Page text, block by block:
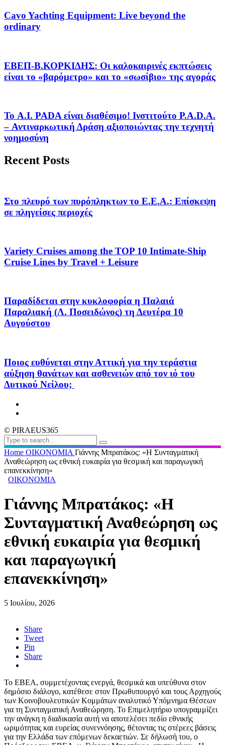
Cavo Yachting Equipment: Live beyond the
ordinary
EΒΕΠ-Β.ΚΟΡΚΙΔΗΣ: Οι καλοκαιρινές εκπτώσεις
είναι το «βαρόμετρο» και το «σωσίβιο» της αγοράς
Το A.I. PADA είναι διαθέσιμο! Ινστιτούτο P.A.D.A.
– Αντιναρκωτική Δράση αξιοποιώντας την τεχνητή
νοημοσύνη
Recent Posts
Στο πλευρό των πυρόπληκτων το Ε.Ε.Α.: Επίσκεψη
σε πληγείσες περιοχές
Variety Cruises among the TOP 10 Intimate-Ship
Cruise Lines by Travel + Leisure
Παραδίδεται στην κυκλοφορία η Παλαιά
Παραλιακή (Λ. Ποσειδώνος) τη Δευτέρα 10
Αυγούστου
Ποιος ευθύνεται στην Αττική για την τεράστια
αύξηση θανάτων και ασθενειών από τον ιό του
Δυτικού Νείλου;
© PIRAEUS365
Home ΟΙΚΟΝΟΜΙΑ Γιάννης Μπρατάκος: «Η Συνταγματική
Αναθεώρηση ως εθνική ευκαιρία για θεσμική και παραγωγική
επανεκκίνηση»
ΟΙΚΟΝΟΜΙΑ
Γιάννης Μπρατάκος: «Η
Συνταγματική Αναθεώρηση ως
εθνική ευκαιρία για θεσμική
και παραγωγική
επανεκκίνηση»
5 Ιουλίου, 2026
Share
Tweet
Pin
Share
Το ΕΒΕΑ, συμμετέχοντας ενεργά, θεσμικά και υπεύθυνα στον
δημόσιο διάλογο, κατέθεσε στον Πρωθυπουργό και τους Αρχηγούς
των Κοινοβουλευτικών Κομμάτων αναλυτικό Υπόμνημα Θέσεων
για τη Συνταγματική Αναθεώρηση. Το Επιμελητήριο υπογραμμίζει
την ανάγκη η διαδικασία αυτή να αποτελέσει πεδίο εθνικής
ωριμότητας και ευρείας συνεννόησης, θέτοντας τις στέρεες βάσεις
για την Ελλάδα των επόμενων δεκαετιών. Σε δήλωσή του, ο